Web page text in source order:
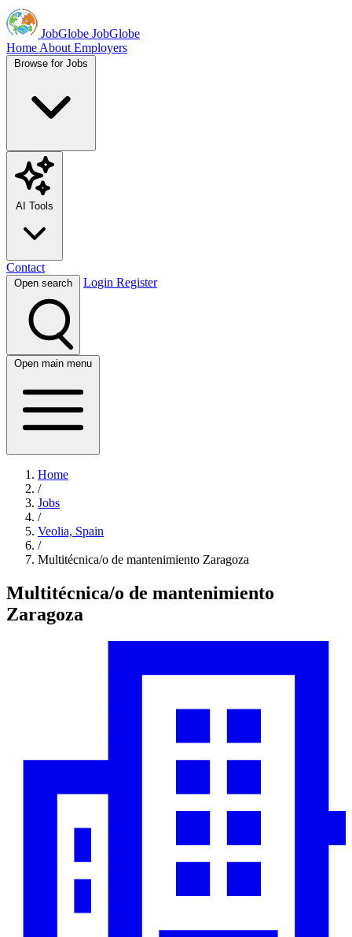
JobGlobe JobGlobe
Home About Employers
Browse for Jobs
AI Tools
Contact
Open search Login Register
Open main menu
Home
/
Jobs
/
Veolia, Spain
/
Multitécnica/o de mantenimiento Zaragoza
Multitécnica/o de mantenimiento
Zaragoza